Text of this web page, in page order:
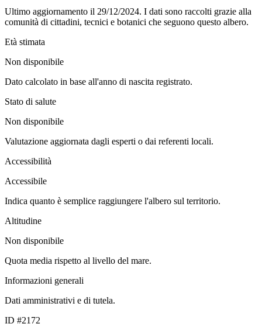
Ultimo aggiornamento il 29/12/2024. I dati sono raccolti grazie alla
comunità di cittadini, tecnici e botanici che seguono questo albero.
Età stimata
Non disponibile
Dato calcolato in base all'anno di nascita registrato.
Stato di salute
Non disponibile
Valutazione aggiornata dagli esperti o dai referenti locali.
Accessibilità
Accessibile
Indica quanto è semplice raggiungere l'albero sul territorio.
Altitudine
Non disponibile
Quota media rispetto al livello del mare.
Informazioni generali
Dati amministrativi e di tutela.
ID #2172